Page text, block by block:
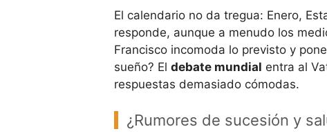
El calendario no da tregua: Enero,
responde, aunque a menudo los
Francisco incomoda lo previsto y
sueño? El debate mundial entra al
respuestas demasiado cómodas.
¿Rumores de sucesión y